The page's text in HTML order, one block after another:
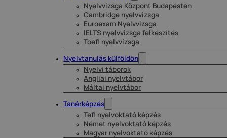
Nyelvvizsga Központ Budapesten
Cambridge nyelvvizsga
Euroexam Nyelvvizsga
IELTS nyelvvizsga felkészítés
Toefl nyelvvizsga
Nyelvtanulás külföldön
Nyelvi táborok
Angliai nyelvtábor
Máltai nyelvtábor
Tanárképzés
Tefl nyelvoktató képzés
Német nyelvoktató képzés
Magyar nyelvoktató képzés